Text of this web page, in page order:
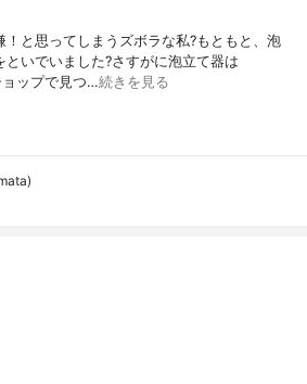
と思ってしまうズボラな私?もともと、泡
いでいました?さすがに泡立て器は
ップで見つ…続きを見る